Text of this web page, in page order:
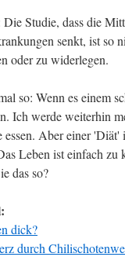
Studie, dass die
senkt, ist so
oder zu widerlegen.
so: Wenn es einem
Ich werde weiterhin
essen. Aber einer
Leben ist einfach
das so?
dick?
durch